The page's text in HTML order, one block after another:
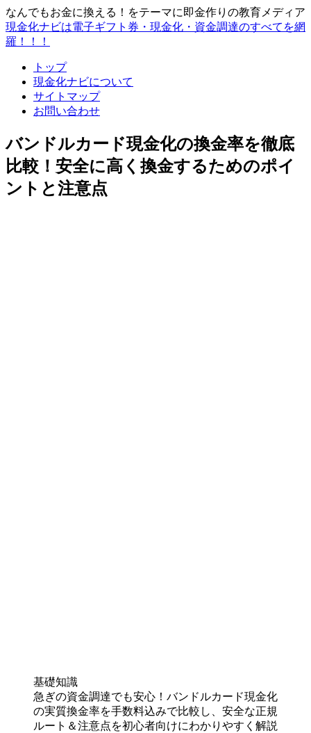
なんでもお金に換える！をテーマに即金作りの教育メディア
現金化ナビは電子ギフト券・現金化・資金調達のすべてを網
羅！！！
トップ
現金化ナビについて
サイトマップ
お問い合わせ
バンドルカード現金化の換金率を徹底
比較！安全に高く換金するためのポイ
ントと注意点
基礎知識
急ぎの資金調達でも安心！バンドルカード現金化
の実質換金率を手数料込みで比較し、安全な正規
ルート＆注意点を初心者向けにわかりやすく解説